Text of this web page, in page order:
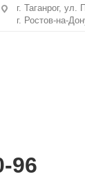
г. Таганрог, ул.
г. Ростов-на-
96